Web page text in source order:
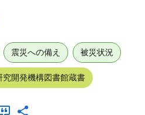
震災への備え 被災状況
究開発機構図書館蔵書